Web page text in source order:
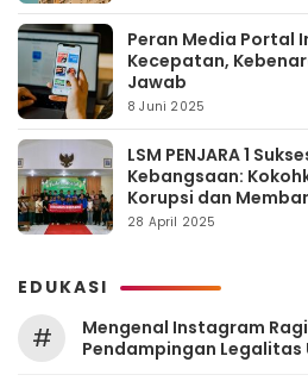
Peran Media Portal
Kecepatan,
Jawab
8 Juni 2025
LSM PENJARA 1
Kebangsaan:
Korupsi dan
Berintegritas
28 April 2025
EDUKASI
#
Mengenal Instagram
Pendampingan Legalitas